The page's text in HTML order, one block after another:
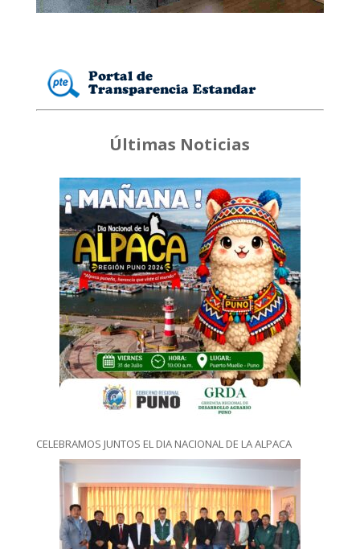
Últimas Noticias
CELEBRAMOS JUNTOS EL DIA NACIONAL DE LA ALPACA